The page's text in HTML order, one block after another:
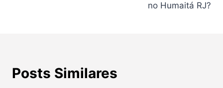
no Humaitá RJ?
Posts Similares